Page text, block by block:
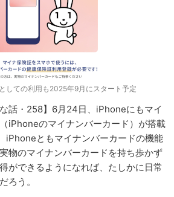
しての利用も2025年9月にスタート予定
な話・258】6月24日、iPhoneにもマイ
iPhoneのマイナンバーカード）が搭載
iPhoneともマイナンバーカードの機能
物のマイナンバーカードを持ち歩かず
ができるようになれば、たしかに日常
ろう。